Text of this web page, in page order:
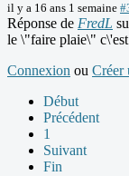
il y a 16 ans 1 semaine
Réponse de FredL
le \"faire plaie\"
Connexion ou Créer
Début
Précédent
1
Suivant
Fin